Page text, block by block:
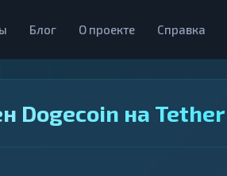
Блог О проекте Справка
Dogecoin на Tether